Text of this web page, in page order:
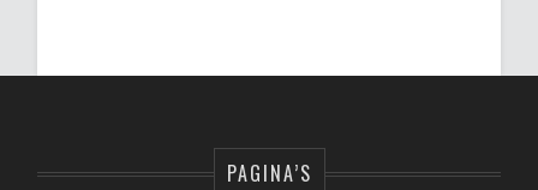
PAGINA’S